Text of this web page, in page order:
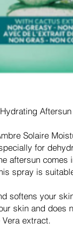
Solaire
for
aftersun comes
spray is
softens your
skin and does
extract.